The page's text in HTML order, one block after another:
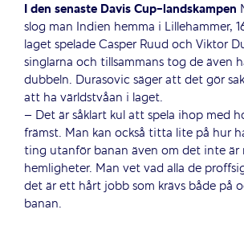
I den senaste Davis Cup-landskampen
slog man Indien hemma i Lillehammer,
laget spelade Casper Ruud och Viktor
singlarna och tillsammans tog de även
dubbeln. Durasovic säger att det gör
att ha världstvåan i laget.
– Det är såklart kul att spela ihop med
främst. Man kan också titta lite på hur
ting utanför banan även om det inte är
hemligheter. Man vet vad alla de
det är ett hårt jobb som krävs både på
banan.